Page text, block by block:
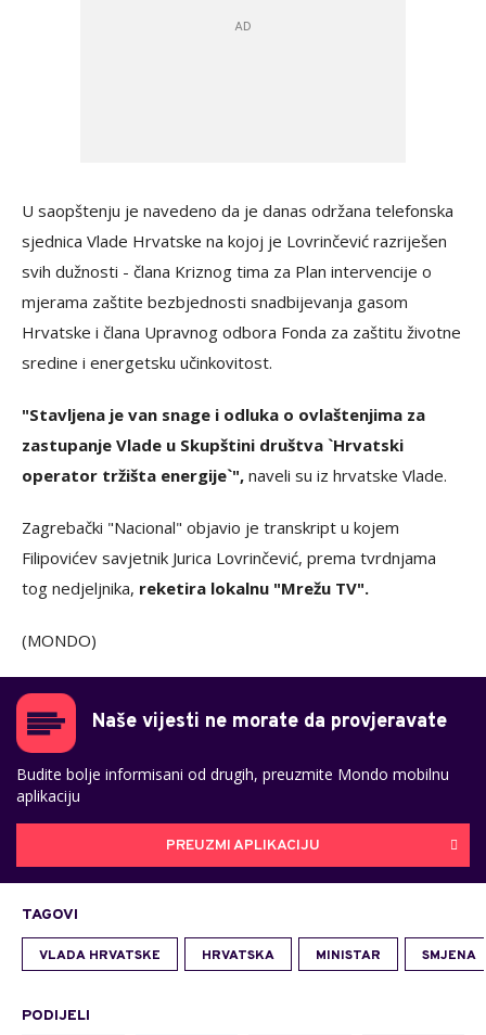
U saopštenju je navedeno da je danas održana telefonska
sjednica Vlade Hrvatske na kojoj je Lovrinčević razriješen
svih dužnosti - člana Kriznog tima za Plan intervencije o
mjerama zaštite bezbjednosti snadbijevanja gasom
Hrvatske i člana Upravnog odbora Fonda za zaštitu životne
sredine i energetsku učinkovitost.
"Stavljena je van snage i odluka o ovlaštenjima za
zastupanje Vlade u Skupštini društva `Hrvatski
operator tržišta energije`", naveli su iz hrvatske Vlade.
Zagrebački "Nacional" objavio je transkript u kojem
Filipovićev savjetnik Jurica Lovrinčević, prema tvrdnjama
tog nedjeljnika, reketira lokalnu "Mrežu TV".
(MONDO)
Naše vijesti ne morate da provjeravate
Budite bolje informisani od drugih, preuzmite Mondo mobilnu
aplikaciju
PREUZMI APLIKACIJU
TAGOVI
VLADA HRVATSKE HRVATSKA MINISTAR SMJENA
PODIJELI